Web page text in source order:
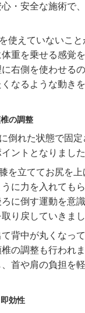
・安全な施術で
使えていないこ
重を乗せる感覚
右側を使わせる
なるような動き
の調整
倒れた状態で固
ントとなりました
を立ててお尻を上
に力を入れても
に倒す運動を意
り戻していきまし
背中が丸くなっ
の調整も行われ
首や肩の負担を
効性